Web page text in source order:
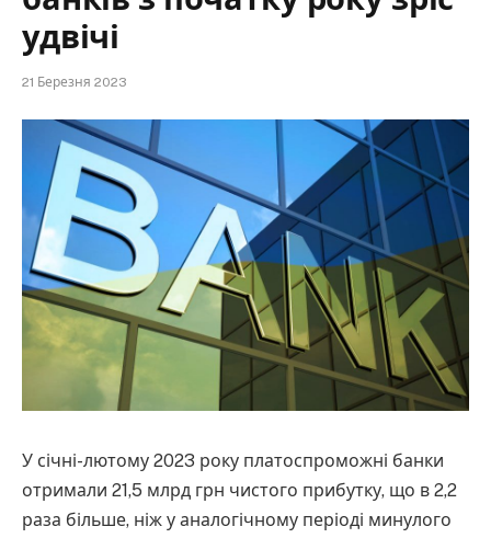
удвічі
21 Березня 2023
У січні-лютому 2023 року платоспроможні банки
отримали 21,5 млрд грн чистого прибутку, що в 2,2
раза більше, ніж у аналогічному періоді минулого